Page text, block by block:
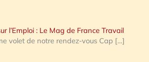
l’Emploi : Le Mag de France Travail
volet de notre rendez-vous Cap […]